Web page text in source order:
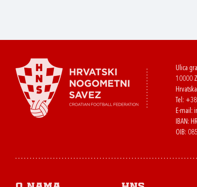
Ulica
10000
Tel:
E-mail:
IBAN:
OIB: